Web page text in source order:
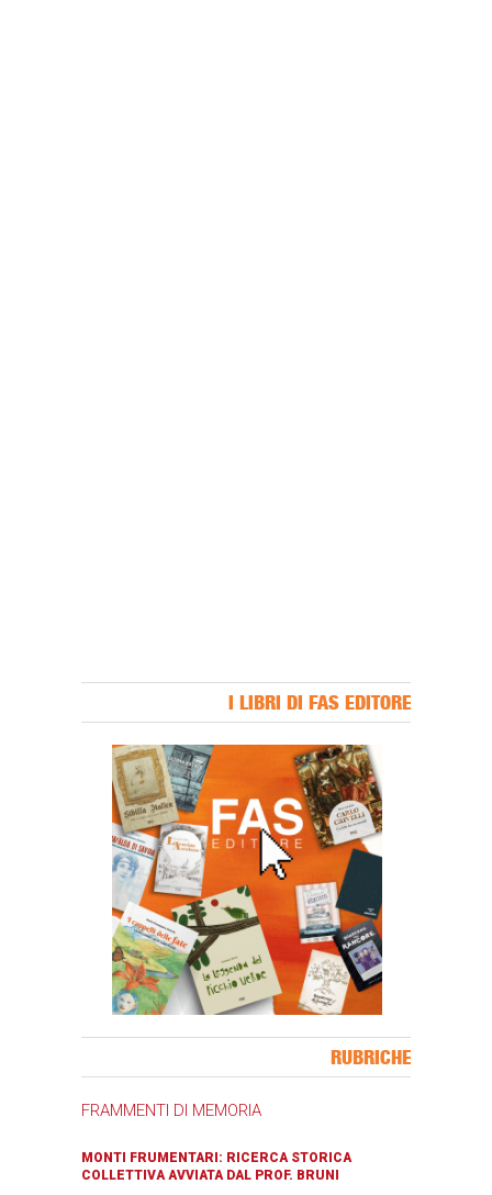
I LIBRI DI FAS EDITORE
RUBRICHE
FRAMMENTI DI MEMORIA
MONTI FRUMENTARI: RICERCA STORICA
COLLETTIVA AVVIATA DAL PROF. BRUNI